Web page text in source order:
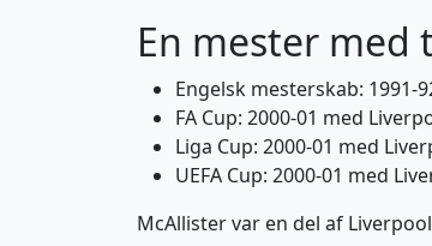
En mester med
Engelsk mesterskab: 1991-
FA Cup: 2000-01 med
Liga Cup: 2000-01 med
UEFA Cup: 2000-01 med
McAllister var en del af